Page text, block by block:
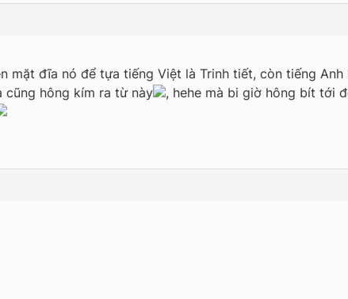
mặt đĩa nó để tựa tiếng Việt là Trinh tiết, còn tiếng Anh
hông kím ra từ này
, hehe mà bi giờ hông bít tới